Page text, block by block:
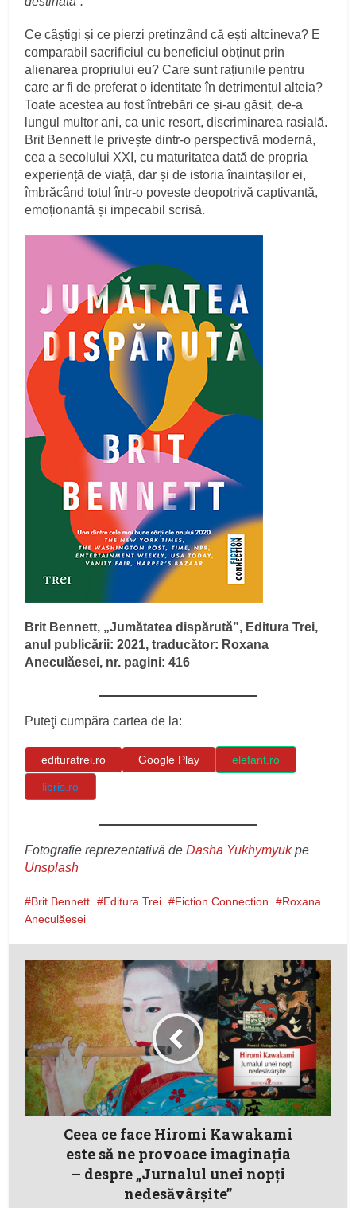
Ce câștigi și ce pierzi pretinzând că ești altcineva? E
comparabil sacrificiul cu beneficiul obținut prin
alienarea propriului eu? Care sunt rațiunile pentru
care ar fi de preferat o identitate în detrimentul alteia?
Toate acestea au fost întrebări ce și-au găsit, de-a
lungul multor ani, ca unic resort, discriminarea rasială.
Brit Bennett le privește dintr-o perspectivă modernă,
cea a secolului XXI, cu maturitatea dată de propria
experiență de viață, dar și de istoria înaintașilor ei,
îmbrăcând totul într-o poveste deopotrivă captivantă,
emoționantă și impecabil scrisă.
Brit Bennett, „Jumătatea dispărută”, Editura Trei,
anul publicării: 2021, traducător: Roxana
Aneculăesei, nr. pagini: 416
Puteţi cumpăra cartea de la:
edituratrei.ro Google Play elefant.ro
libris.ro
Fotografie reprezentativă deDasha Yukhymyukpe
Unsplash
Brit Bennett Editura Trei Fiction Connection
Roxana
Aneculăesei
Ceea ce face Hiromi Kawakami
este să ne provoace imaginația
– despre „Jurnalul unei nopți
nedesăvârșite”